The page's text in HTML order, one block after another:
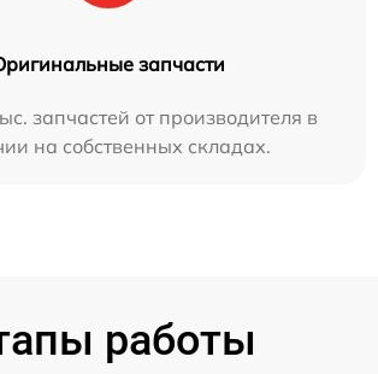
запчасти
запчастей от производителя в
на собственных складах.
работы